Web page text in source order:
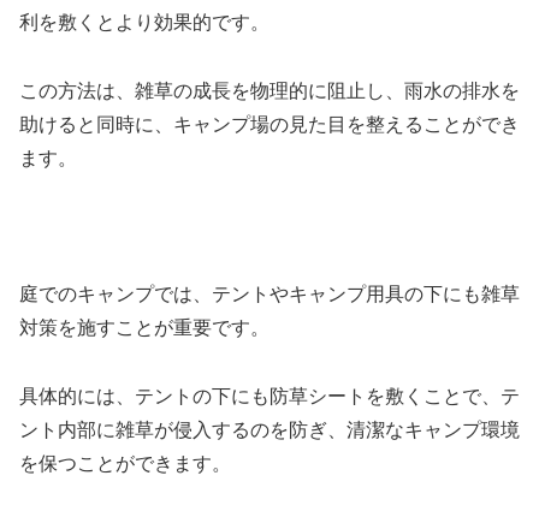
利を敷くとより効果的です。
この方法は、雑草の成長を物理的に阻止し、雨水の排水を
助けると同時に、キャンプ場の見た目を整えることができ
ます。
庭でのキャンプでは、テントやキャンプ用具の下にも雑草
対策を施すことが重要です。
具体的には、テントの下にも防草シートを敷くことで、テ
ント内部に雑草が侵入するのを防ぎ、清潔なキャンプ環境
を保つことができます。